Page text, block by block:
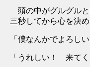
頭の中がグルグルと
三秒してから心を決め
「僕なんかでよろし
「うれしい！ 来てく